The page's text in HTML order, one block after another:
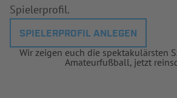
Spielerprofil.
SPIELERPROFIL ANLEGEN
Wir zeigen euch die spektakulärsten
Amateurfußball, jetzt